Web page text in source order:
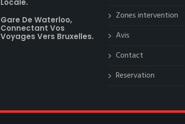
Gare De Waterloo,
Connectant Vos
Voyages Vers Bruxelles.
Zones intervention
Avis
Contact
Reservation